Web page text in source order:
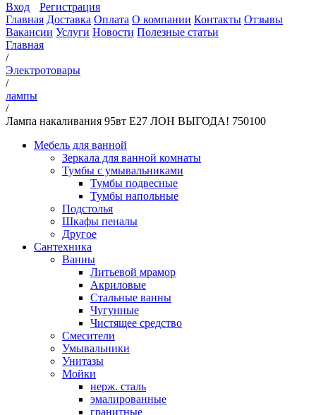
Вход
Регистрация
Главная Доставка Оплата О компании Контакты Отзывы
Вакансии Услуги Новости Полезные статьи
Главная
/
Электротовары
/
лампы
/
Лампа накаливания 95вт Е27 ЛОН ВЫГОДА! 750100
Мебель для ванной
Зеркала для ванной комнаты
Тумбы с умывальниками
Тумбы подвесные
Тумбы напольные
Подстолья
Шкафы пеналы
Другое
Сантехника
Ванны
Литьевой мрамор
Акриловые
Стальные ванны
Чугунные
Чистящее средство
Смесители
Умывальники
Унитазы
Мойки
нерж. сталь
эмалированные
гранитные